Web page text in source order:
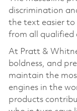
discrimination
the text easier to
from all qualified
At Pratt &
boldness, and
maintain the
engines in the
products